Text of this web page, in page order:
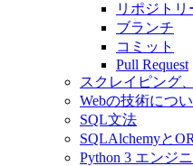
リポジトリ
ブランチ
コミット
Pull Request
スクレイピング
Webの技術につ
SQL文法
SQLAlchemyと
Python 3 エンジ